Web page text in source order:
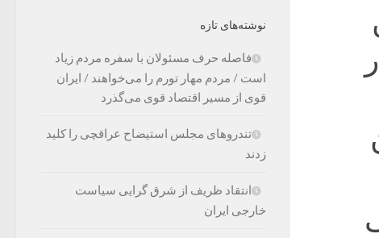
نوشته‌های تازه
فاصله حرف مسئولان با سفره مردم زیاد
است / مردم مهار تورم را می‌خواهند / ایران
قوی از مسیر اقتصاد قوی می‌گذرد
تندروهای مجلس استیضاح عراقچی را کلید
زدند
انتقاد ظریف از شرق گرایی سیاست
خارجی ایران